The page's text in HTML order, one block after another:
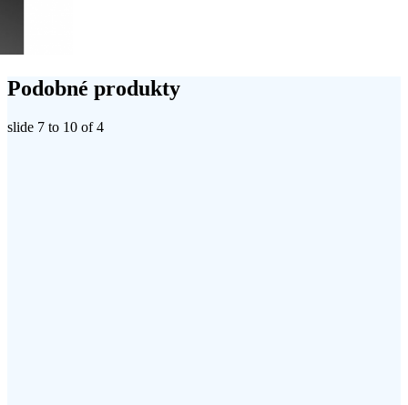
Podobné produkty
slide 7 to 10 of 4